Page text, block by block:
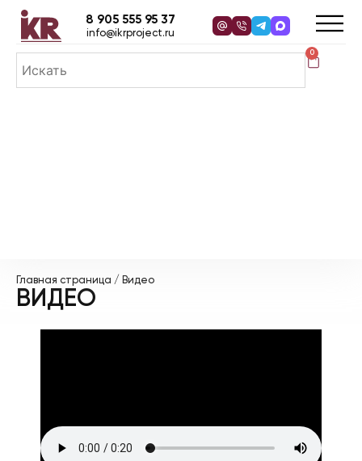
0
8 905 555 95 37
info@ikrproject.ru
Главная страница / Видео
ВИДЕО